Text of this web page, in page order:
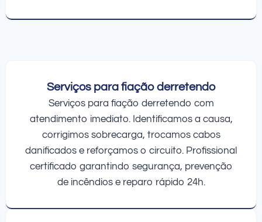
Serviços para fiação derretendo
Serviços para fiação derretendo com
atendimento imediato. Identificamos a causa,
corrigimos sobrecarga, trocamos cabos
danificados e reforçamos o circuito. Profissional
certificado garantindo segurança, prevenção
de incêndios e reparo rápido 24h.